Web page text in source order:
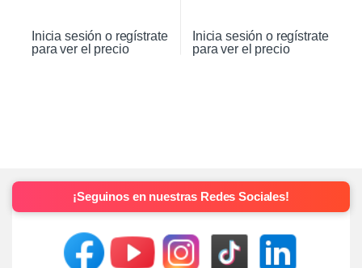
Inicia sesión o regístrate
para ver el precio
Inicia sesión o regístrate
para ver el precio
¡Seguinos en nuestras Redes Sociales!